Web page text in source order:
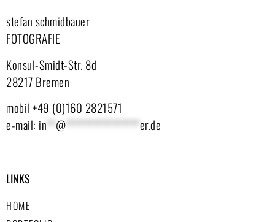
stefan schmidbauer
FOTOGRAFIE
Konsul-Smidt-Str. 8d
28217 Bremen
mobil +49 (0)160 2821571
e-mail: in**@****************er.de
LINKS
HOME